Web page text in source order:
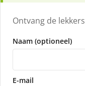
Ontvang de
Naam (optioneel)
E-mail